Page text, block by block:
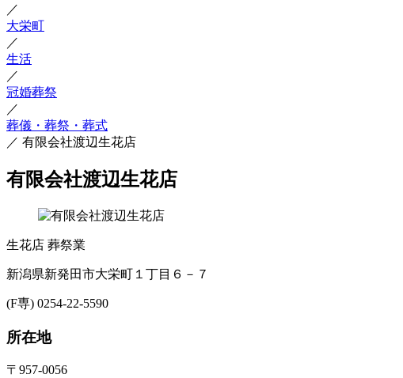
／
大栄町
／
生活
／
冠婚葬祭
／
葬儀・葬祭・葬式
／ 有限会社渡辺生花店
有限会社渡辺生花店
生花店 葬祭業
新潟県新発田市大栄町１丁目６－７
(F専) 0254-22-5590
所在地
〒957-0056